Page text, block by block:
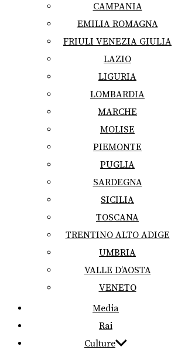
CAMPANIA
EMILIA ROMAGNA
FRIULI VENEZIA GIULIA
LAZIO
LIGURIA
LOMBARDIA
MARCHE
MOLISE
PIEMONTE
PUGLIA
SARDEGNA
SICILIA
TOSCANA
TRENTINO ALTO ADIGE
UMBRIA
VALLE D’AOSTA
VENETO
Media
Rai
Culture